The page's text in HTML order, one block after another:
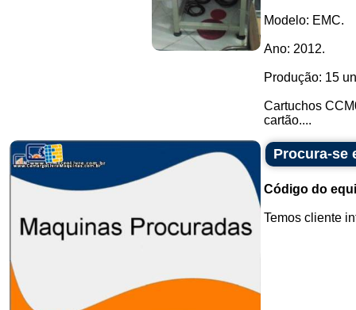
Modelo: EMC.
Ano: 2012.
Produção: 15
Cartuchos
cartão....
Procura-se
Código do
Temos cliente